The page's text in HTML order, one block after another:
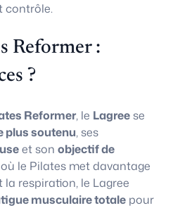
contrôle.
Reformer :
?
Reformer, le Lagree se
plus soutenu, ses
et son objectif de
le Pilates met davantage
la respiration, le Lagree
musculaire totale pour